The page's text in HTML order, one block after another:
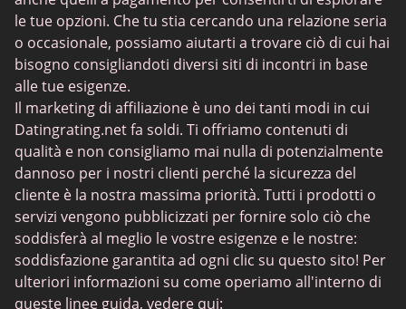
JPeopleMeet
Incontri trans
Siti di incontri per anziani - Scelta di piattaforme con
interfacce semplici
MyLOL
Incontri gay
Incontri lesbici
Siti di incontri neri
SugarDaddyMeet
LatinAmericanCupid
le tue opzioni. Che tu stia cercando una relazione seria
o occasionale, possiamo aiutarti a trovare ciò di cui hai
bisogno consigliandoti diversi siti di incontri in base
alle tue esigenze.
Il marketing di affiliazione è uno dei tanti modi in cui
Datingrating.net fa soldi. Ti offriamo contenuti di
qualità e non consigliamo mai nulla di potenzialmente
dannoso per i nostri clienti perché la sicurezza del
cliente è la nostra massima priorità. Tutti i prodotti o
servizi vengono pubblicizzati per fornire solo ciò che
soddisferà al meglio le vostre esigenze e le nostre:
soddisfazione garantita ad ogni clic su questo sito! Per
ulteriori informazioni su come operiamo all'interno di
queste linee guida, vedere qui: